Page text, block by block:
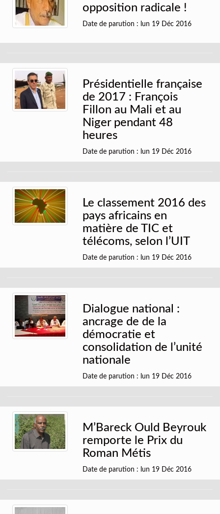
opposition radicale !
Date de parution : lun 19 Déc 2016
Présidentielle française
de 2017 : François
Fillon au Mali et au
Niger pendant 48
heures
Date de parution : lun 19 Déc 2016
Le classement 2016 des
pays africains en
matière de TIC et
télécoms, selon l’UIT
Date de parution : lun 19 Déc 2016
Dialogue national :
ancrage de de la
démocratie et
consolidation de l’unité
nationale
Date de parution : lun 19 Déc 2016
M’Bareck Ould Beyrouk
remporte le Prix du
Roman Métis
Date de parution : lun 19 Déc 2016